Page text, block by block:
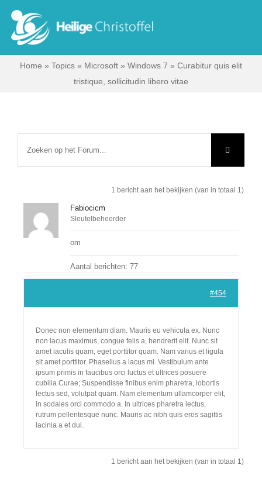
content
Ik zoek …
Bisdom Antwerpen
Lid Worden
Home » Topics » Microsoft » Windows 7 » Curabitur quis elit
tristique, sollicitudin libero vitae
1 bericht aan het bekijken (van in totaal 1)
Fabiocicm
Sleutelbeheerder
om
Aantal berichten: 77
#454
Donec non elementum diam. Mauris eu vehicula ex. Nunc
non lacus maximus, congue felis a, hendrerit elit. Nunc sit
amet iaculis quam, eget porttitor quam. Nam varius et ligula
sit amet porttitor. Phasellus a lacus mi. Vestibulum ante
ipsum primis in faucibus orci luctus et ultrices posuere
cubilia Curae; Suspendisse finibus enim pharetra, lobortis
lectus sed, volutpat quam. Nam elementum ullamcorper elit,
in sodales orci commodo a. In ultrices pharetra lectus,
rutrum pellentesque nunc. Mauris ac nibh quis eros sagittis
lacinia a et dui.
1 bericht aan het bekijken (van in totaal 1)